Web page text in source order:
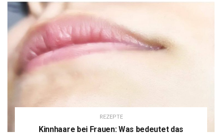
REZEPTE
Kinnhaare bei Frauen: Was bedeutet das